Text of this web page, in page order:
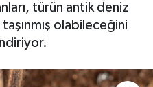
türün antik deniz
olabileceğini